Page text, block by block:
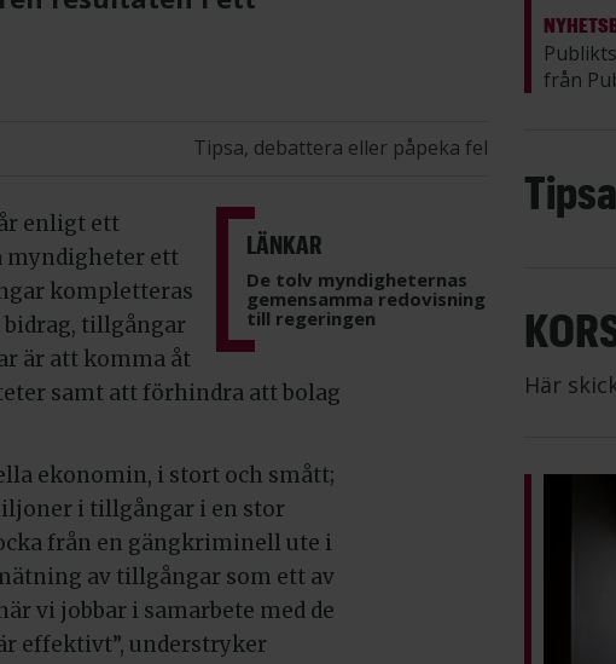
Tipsa, debattera eller påpeka fel
LÄNKAR
De tolv myndigheternas
gemensamma redovisning
till regeringen
enligt ett
myndigheter ett
kompletteras
tillgångar
är att komma åt
samt att förhindra att bolag
ekonomin, i stort och smått;
i tillgångar i en stor
från en gängkriminell ute i
av tillgångar som ett av
vi jobbar i samarbete med de
effektivt”, understryker
från
Här